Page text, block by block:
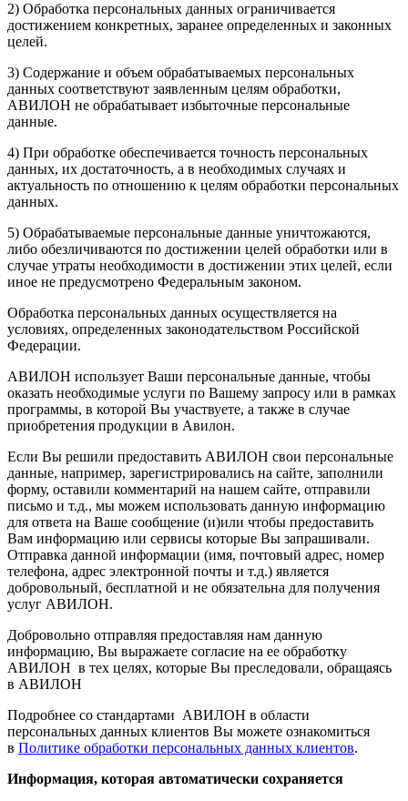
2) Обработка персональных данных ограничивается
достижением конкретных, заранее определенных и законных
целей.
3) Содержание и объем обрабатываемых персональных
данных соответствуют заявленным целям обработки,
АВИЛОН не обрабатывает избыточные персональные
данные.
4) При обработке обеспечивается точность персональных
данных, их достаточность, а в необходимых случаях и
актуальность по отношению к целям обработки персональных
данных.
5) Обрабатываемые персональные данные уничтожаются,
либо обезличиваются по достижении целей обработки или в
случае утраты необходимости в достижении этих целей, если
иное не предусмотрено Федеральным законом.
Обработка персональных данных осуществляется на
условиях, определенных законодательством Российской
Федерации.
АВИЛОН использует Ваши персональные данные, чтобы
оказать необходимые услуги по Вашему запросу или в рамках
программы, в которой Вы участвуете, а также в случае
приобретения продукции в Авилон.
Если Вы решили предоставить АВИЛОН свои персональные
данные, например, зарегистрировались на сайте, заполнили
форму, оставили комментарий на нашем сайте, отправили
письмо и т.д., мы можем использовать данную информацию
для ответа на Ваше сообщение (и)или чтобы предоставить
Вам информацию или сервисы которые Вы запрашивали.
Отправка данной информации (имя, почтовый адрес, номер
телефона, адрес электронной почты и т.д.) является
добровольный, бесплатной и не обязательна для получения
услуг АВИЛОН.
Добровольно отправляя предоставляя нам данную
информацию, Вы выражаете согласие на ее обработку
АВИЛОН в тех целях, которые Вы преследовали, обращаясь
в АВИЛОН
Подробнее со стандартами АВИЛОН в области
персональных данных клиентов Вы можете ознакомиться
в Политике обработки персональных данных клиентов.
Информация, которая автоматически сохраняется